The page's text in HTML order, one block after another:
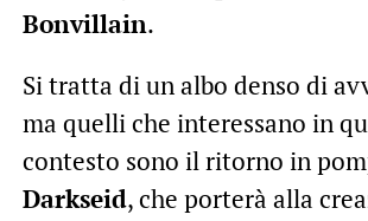
Bonvillain.
Si tratta di un albo denso di
ma quelli che interessano in
contesto sono il ritorno in
Darkseid, che porterà alla